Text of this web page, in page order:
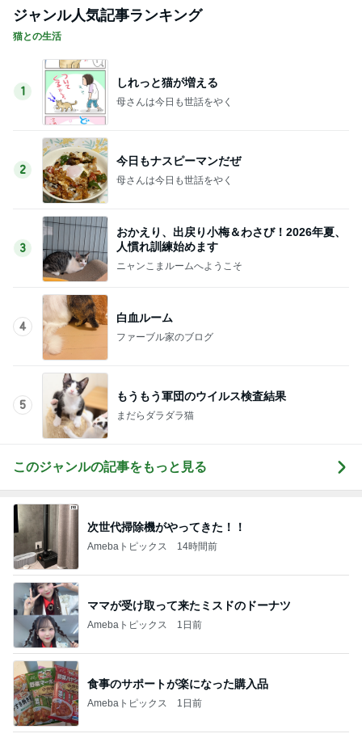
ジャンル人気記事ランキング
猫との生活
1
しれっと猫が増える
母さんは今日も世話をやく
2
今日もナスピーマンだぜ
母さんは今日も世話をやく
3
おかえり、出戻り小梅＆わさび！2026年夏、
人慣れ訓練始めます
ニャンこまルームへようこそ
4
白血ルーム
ファーブル家のブログ
5
もうもう軍団のウイルス検査結果
まだらダラダラ猫
このジャンルの記事をもっと見る
次世代掃除機がやってきた！！
Amebaトピックス 14時間前
ママが受け取って来たミスドのドーナツ
Amebaトピックス 1日前
食事のサポートが楽になった購入品
Amebaトピックス 1日前